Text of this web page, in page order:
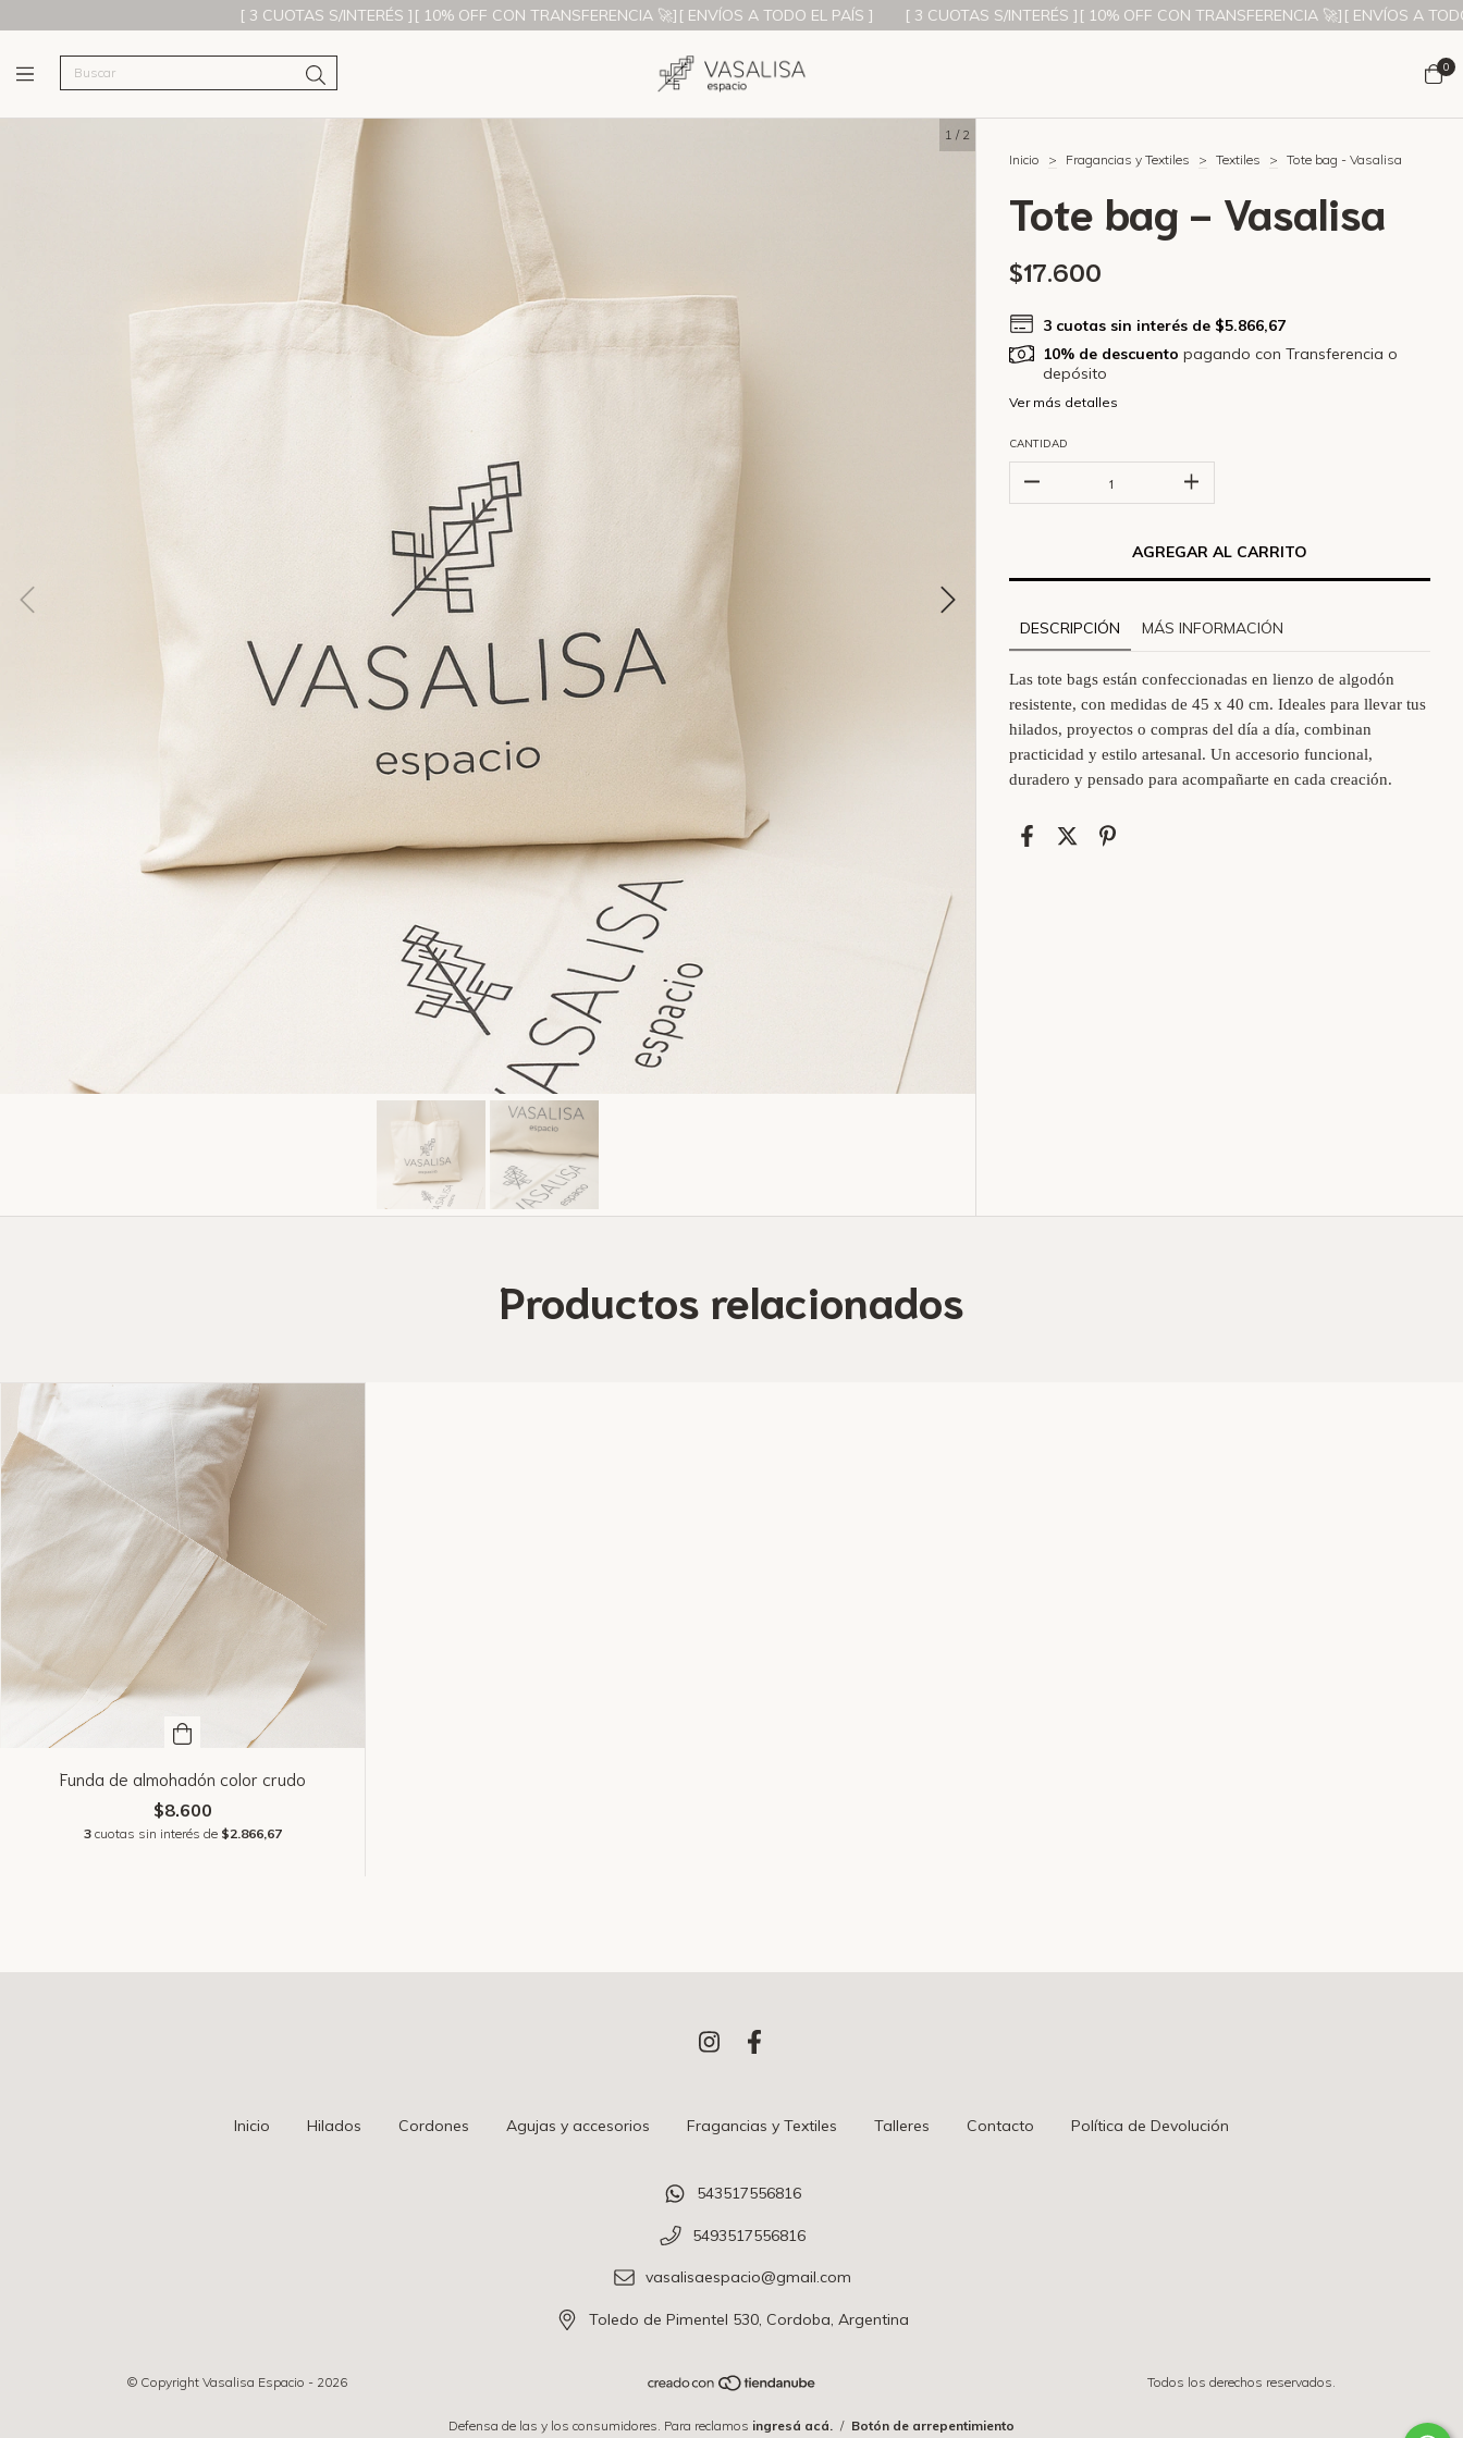
[ 3 CUOTAS S/INTERÉS ][ 10% OFF CON TRANSFERENCIA 🚀][ ENVÍOS A TODO EL PAÍS ] [ 3 CUOTAS S/INTERÉS ][ 10% OFF CON TRANSFERENCIA 🚀][ ENVÍOS A TODO EL
0
1 / 2
Inicio
> Fragancias y Textiles > Textiles > Tote bag - Vasalisa
Tote bag - Vasalisa
$17.600
3 cuotas sin interés de $5.866,67
10% de descuento pagando con Transferencia o
depósito
Ver más detalles
CANTIDAD
DESCRIPCIÓN MÁS INFORMACIÓN
Las tote bags están confeccionadas en lienzo de algodón
resistente, con medidas de 45 x 40 cm. Ideales para llevar tus
hilados, proyectos o compras del día a día, combinan
practicidad y estilo artesanal. Un accesorio funcional,
duradero y pensado para acompañarte en cada creación.
Productos relacionados
Funda de almohadón color crudo
$8.600
3 cuotas sin interés de $2.866,67
Inicio Hilados Cordones Agujas y accesorios Fragancias y Textiles Talleres Contacto Política de Devolución
543517556816
5493517556816
vasalisaespacio@gmail.com
Toledo de Pimentel 530, Cordoba, Argentina
© Copyright Vasalisa Espacio - 2026 Todos los derechos reservados.
Defensa de las y los consumidores. Para reclamos ingresá acá. / Botón de arrepentimiento